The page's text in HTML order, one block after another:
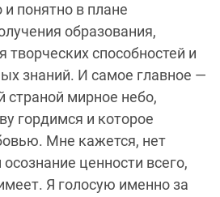
понятно в плане
образования,
способностей и
знаний. И самое главное —
страной мирное небо,
гордимся и которое
Мне кажется, нет
ценности всего,
Я голосую именно за